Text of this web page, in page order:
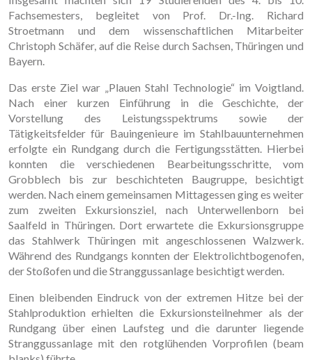
Fachsemesters, begleitet von Prof. Dr.-Ing. Richard
Stroetmann und dem wissenschaftlichen Mitarbeiter
Christoph Schäfer, auf die Reise durch Sachsen, Thüringen und
Bayern.
Das erste Ziel war „Plauen Stahl Technologie“ im Voigtland.
Nach einer kurzen Einführung in die Geschichte, der
Vorstellung des Leistungsspektrums sowie der
Tätigkeitsfelder für Bauingenieure im Stahlbauunternehmen
erfolgte ein Rundgang durch die Fertigungsstätten. Hierbei
konnten die verschiedenen Bearbeitungsschritte, vom
Grobblech bis zur beschichteten Baugruppe, besichtigt
werden. Nach einem gemeinsamen Mittagessen ging es weiter
zum zweiten Exkursionsziel, nach Unterwellenborn bei
Saalfeld in Thüringen. Dort erwartete die Exkursionsgruppe
das Stahlwerk Thüringen mit angeschlossenen Walzwerk.
Während des Rundgangs konnten der Elektrolichtbogenofen,
der Stoßofen und die Stranggussanlage besichtigt werden.
Einen bleibenden Eindruck von der extremen Hitze bei der
Stahlproduktion erhielten die Exkursionsteilnehmer als der
Rundgang über einen Laufsteg und die darunter liegende
Stranggussanlage mit den rotglühenden Vorprofilen (beam